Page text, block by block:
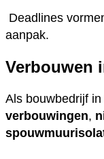
Deadlines
aanpak.
Verbouwen
Als bouwbedrijf
verbouwingen,